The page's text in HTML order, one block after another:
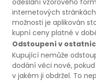
internetových
možnosti je aplikován
kupní ceny platné v
Odstoupení v
Kupující nemůže
dodání věci nové,
v jakém ji obdržel. To